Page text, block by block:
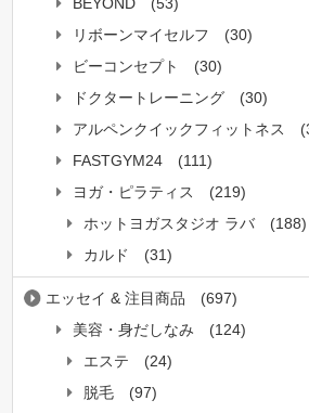
リボーンマイセルフ
(30)
ビーコンセプト
(30)
ドクタートレーニング
(30)
アルペンクイックフィットネス
FASTGYM24
(111)
ヨガ・ピラティス
(219)
ホットヨガスタジオ ラバ
(188)
カルド
(31)
エッセイ & 注目商品
(697)
美容・身だしなみ
(124)
エステ
(24)
脱毛
(97)